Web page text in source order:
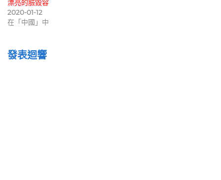
漂亮的臉毀容
2020-01-12
在「中國」中
發表迴響